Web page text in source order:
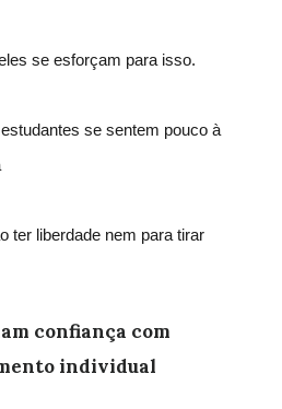
se esforçam para isso.
se sentem pouco à
ter liberdade nem para tirar
confiança com
individual